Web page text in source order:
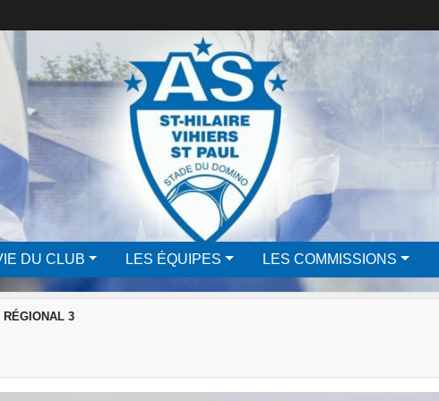
DU CLUB LES ÉQUIPES LES COMMISSIONS
3